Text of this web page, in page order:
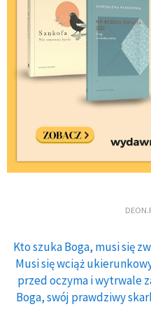
Kto szuka Boga, musi się
Musi się wciąż
przed oczyma i wytrwale
Boga, swój prawdziwy